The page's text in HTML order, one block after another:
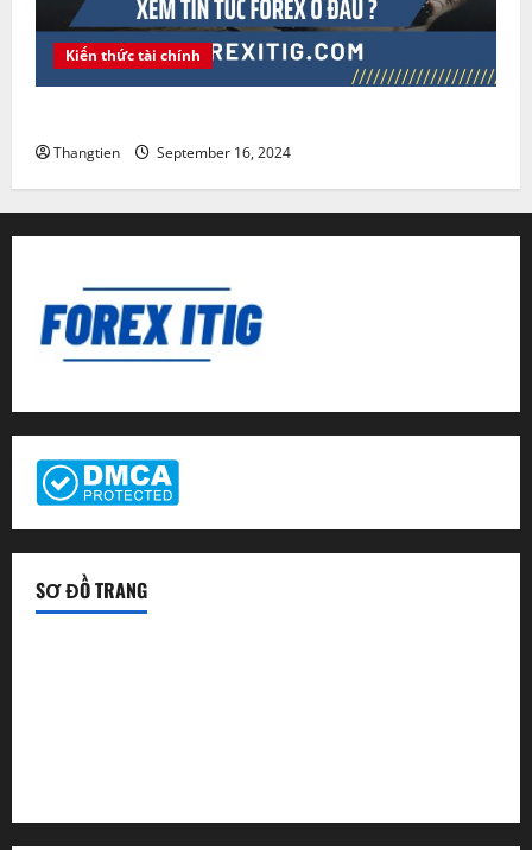
Kiến thức tài chính
Thangtien September 16, 2024
SƠ ĐỒ TRANG